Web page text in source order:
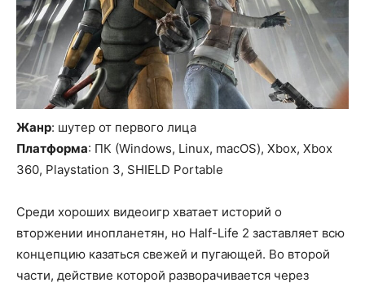
Жанр: шутер от первого лица
Платформа: ПК (Windows, Linux, macOS), Xbox, Xbox
360, Playstation 3, SHIELD Portable
Среди хороших видеоигр хватает историй о
вторжении инопланетян, но Half-Life 2 заставляет всю
концепцию казаться свежей и пугающей. Во второй
части, действие которой разворачивается через